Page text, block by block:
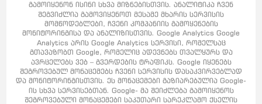
გამოიყენონ ისინი სხვა მიზნებისთვის. ანალიტიკა ჩვენ
შეგვიძლია გამოვიყენოთ მესამე მხარის სერვისის
მომწოდებლები, ჩვენი კომპანიის გამოყენების
მონიტორინგისა და ანალიზისთვის. Google Analytics Google
Analytics არის Google Analytics სერვისი, რომელსაც
გთავაზობთ Google, რომელიც ადევნებს თვალყურს და
ავრცელებს ვებ – გვერდების ტრაფიკს. Google იყენებს
შეგროვებულ მონაცემებს ჩვენი სერვისის დასაკვირვებლად
და მონიტორინგისთვის. ეს მონაცემები გაზიარებულია Google-
ის სხვა სერვისებთან. Google- მა შეიძლება გამოიყენოს
შეგროვებული მონაცემები საკუთარი სარეკლამო ქსელის